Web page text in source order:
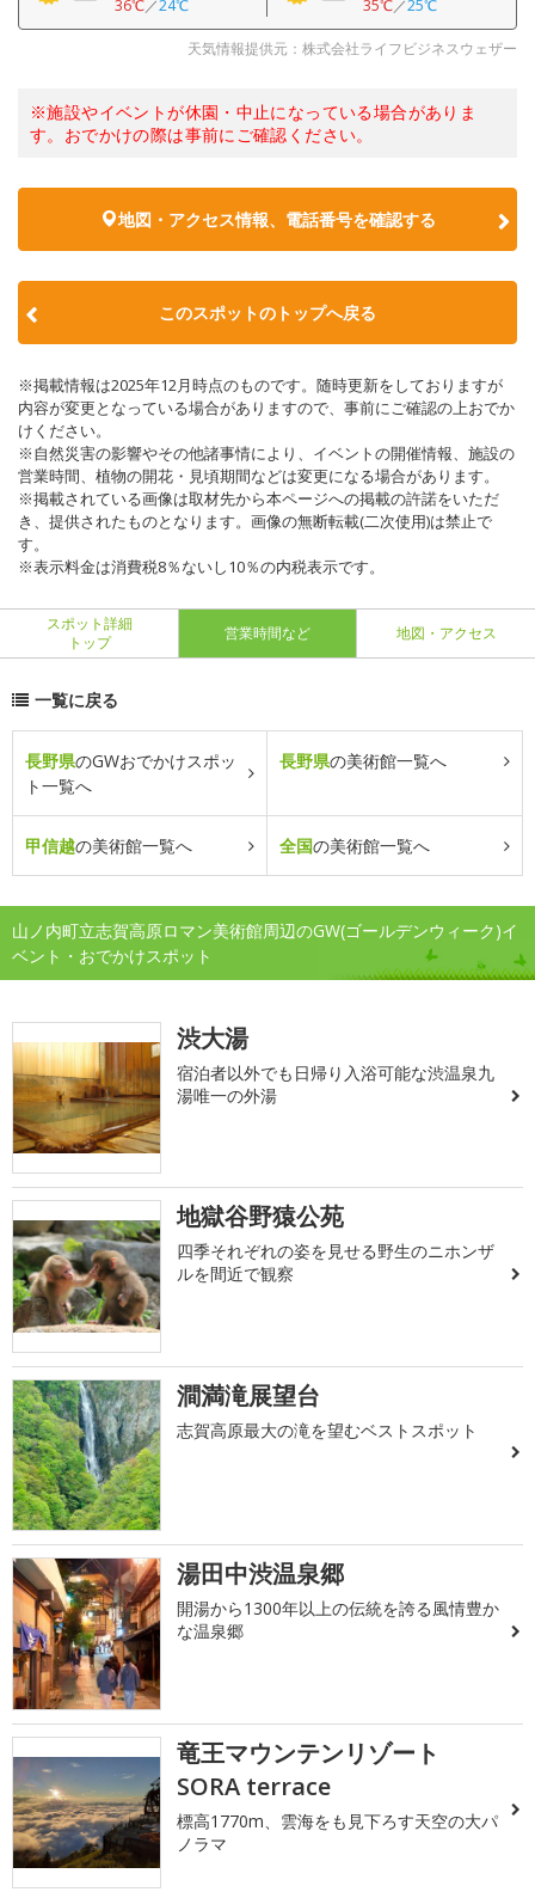
36℃／24℃ 35℃／25℃
天気情報提供元：株式会社ライフビジネスウェザー
※施設やイベントが休園・中止になっている場合がありま
す。おでかけの際は事前にご確認ください。
地図・アクセス情報、電話番号を確認する
このスポットのトップへ戻る
※掲載情報は2025年12月時点のものです。随時更新をしておりますが
内容が変更となっている場合がありますので、事前にご確認の上おでか
けください。
※自然災害の影響やその他諸事情により、イベントの開催情報、施設の
営業時間、植物の開花・見頃期間などは変更になる場合があります。
※掲載されている画像は取材先から本ページへの掲載の許諾をいただ
き、提供されたものとなります。画像の無断転載(二次使用)は禁止で
す。
※表示料金は消費税8％ないし10％の内税表示です。
スポット詳細
トップ
営業時間など 地図・アクセス
一覧に戻る
長野県のGWおでかけスポッ
ト一覧へ
長野県の美術館一覧へ
甲信越の美術館一覧へ 全国の美術館一覧へ
山ノ内町立志賀高原ロマン美術館周辺のGW(ゴールデンウィーク)イ
ベント・おでかけスポット
渋大湯
宿泊者以外でも日帰り入浴可能な渋温泉九
湯唯一の外湯
地獄谷野猿公苑
四季それぞれの姿を見せる野生のニホンザ
ルを間近で観察
澗満滝展望台
志賀高原最大の滝を望むベストスポット
湯田中渋温泉郷
開湯から1300年以上の伝統を誇る風情豊か
な温泉郷
竜王マウンテンリゾート
SORA terrace
標高1770m、雲海をも見下ろす天空の大パ
ノラマ